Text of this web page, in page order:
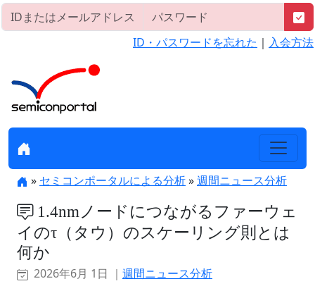
ID・パスワードを忘れた ｜ 入会方法
» セミコンポータルによる分析»週間ニュース分析
1.4nmノードにつながるファーウェ
イのτ（タウ）のスケーリング則とは
何か
2026年6月 1日 ｜ 週間ニュース分析